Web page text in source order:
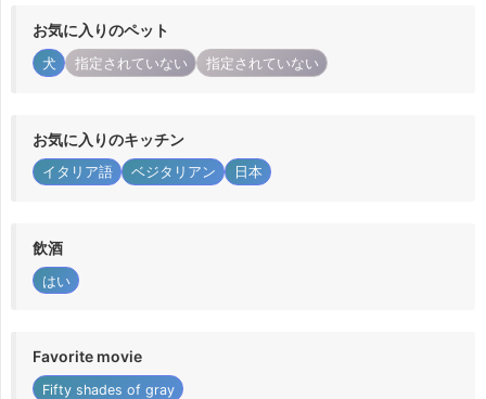
お気に入りのペット
犬 指定されていない 指定されていない
お気に入りのキッチン
イタリア語 ベジタリアン 日本
飲酒
はい
Favorite movie
Fifty shades of gray